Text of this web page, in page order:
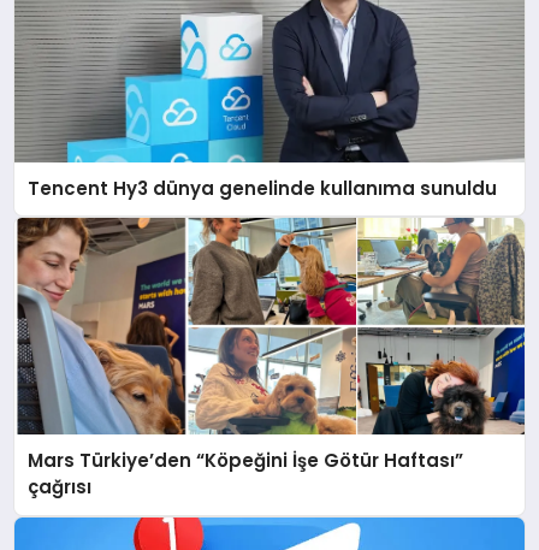
Tencent Hy3 dünya genelinde kullanıma sunuldu
Mars Türkiye’den “Köpeğini İşe Götür Haftası”
çağrısı